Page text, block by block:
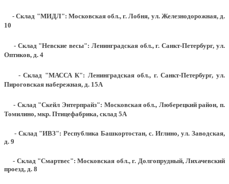
- Склад "МИДЛ": Московская обл., г. Лобня, ул. Железнодорожная, д.
10
- Склад "Невские весы": Ленинградская обл., г. Санкт-Петербург, ул.
Оптиков, д. 4
- Склад "МАССА К": Ленинградская обл., г. Санкт-Петербург, ул.
Пироговская набережная, д. 15А
- Склад "Скейл Энтерпрайз": Московская обл., Люберецкий район, п.
Томилино, мкр. Птицефабрика, склад 5А
- Склад "ИВЗ": Республика Башкортостан, с. Иглино, ул. Заводская,
д. 9
- Склад "Смартвес":Московская обл., г. Долгопрудный, Лихачевский
проезд, д. 8